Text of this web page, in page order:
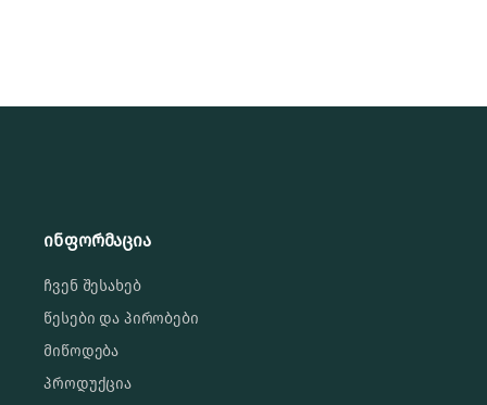
ინფორმაცია
ჩვენ შესახებ
წესები და პირობები
მიწოდება
პროდუქცია